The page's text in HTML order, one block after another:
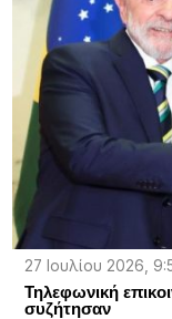
27 Ιουλίου 2026,
Τηλεφωνική
συζήτησαν